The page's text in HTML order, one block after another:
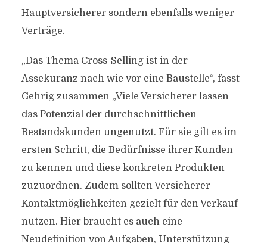
Hauptversicherer sondern ebenfalls weniger
Verträge.
„Das Thema Cross-Selling ist in der
Assekuranz nach wie vor eine Baustelle“, fasst
Gehrig zusammen „Viele Versicherer lassen
das Potenzial der durchschnittlichen
Bestandskunden ungenutzt. Für sie gilt es im
ersten Schritt, die Bedürfnisse ihrer Kunden
zu kennen und diese konkreten Produkten
zuzuordnen. Zudem sollten Versicherer
Kontaktmöglichkeiten gezielt für den Verkauf
nutzen. Hier braucht es auch eine
Neudefinition von Aufgaben, Unterstützung